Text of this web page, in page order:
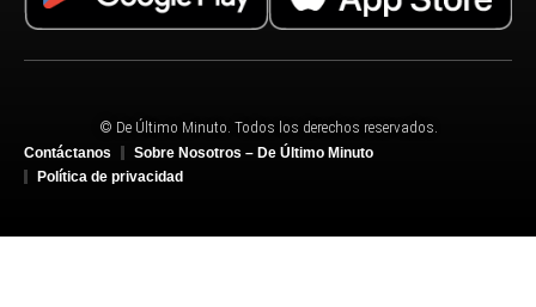
© De Último Minuto. Todos los derechos reservados.
Contáctanos
Sobre Nosotros – De Último Minuto
Política de privacidad